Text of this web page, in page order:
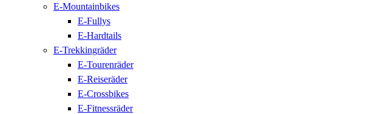
E-Mountainbikes
E-Fullys
E-Hardtails
E-Trekkingräder
E-Tourenräder
E-Reiseräder
E-Crossbikes
E-Fitnessräder